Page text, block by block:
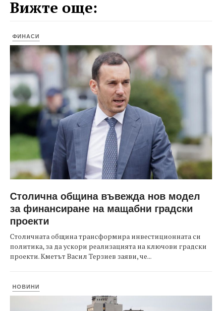
Вижте още:
ФИНАСИ
Столична община въвежда нов модел
за финансиране на мащабни градски
проекти
Столичната община трансформира инвестиционната си
политика, за да ускори реализацията на ключови градски
проекти. Кметът Васил Терзиев заяви, че...
НОВИНИ